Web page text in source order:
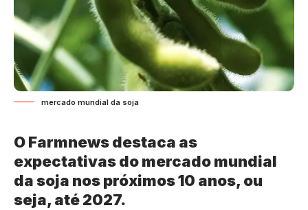
mercado mundial da soja
O Farmnews destaca as
expectativas do mercado mundial
da soja nos próximos 10 anos, ou
seja, até 2027.